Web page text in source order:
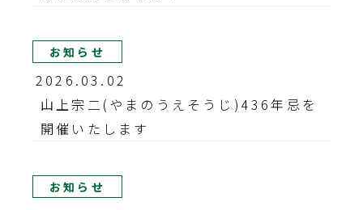
お知らせ
2026.03.02
山上宗二(やまのうえそうじ)436年忌を
開催いたします
お知らせ